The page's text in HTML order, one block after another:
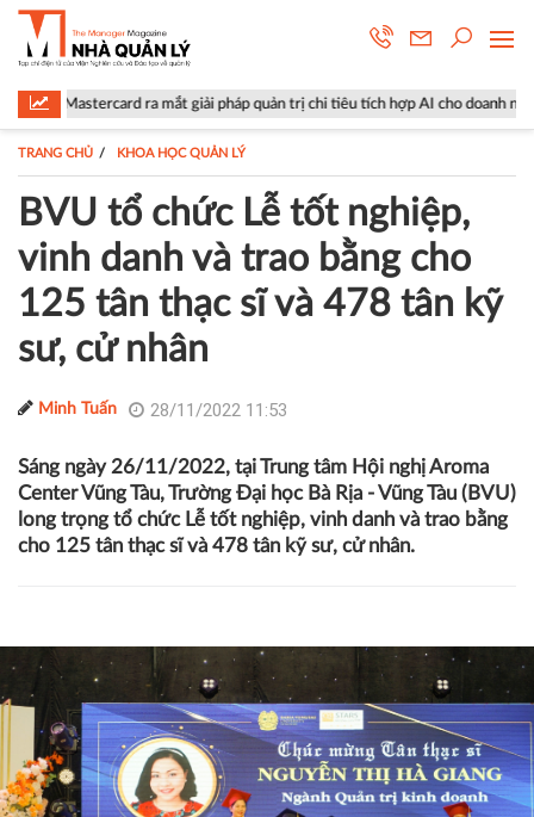
ra mắt giải pháp quản trị chi tiêu tích hợp AI cho doanh nghiệp
TRANG CHỦ KHOA HỌC QUẢN LÝ
BVU tổ chức Lễ tốt nghiệp,
vinh danh và trao bằng cho
125 tân thạc sĩ và 478 tân kỹ
sư, cử nhân
Minh Tuấn 28/11/2022 11:53
Sáng ngày 26/11/2022, tại Trung tâm Hội nghị Aroma
Center Vũng Tàu, Trường Đại học Bà Rịa - Vũng Tàu (BVU)
long trọng tổ chức Lễ tốt nghiệp, vinh danh và trao bằng
cho 125 tân thạc sĩ và 478 tân kỹ sư, cử nhân.